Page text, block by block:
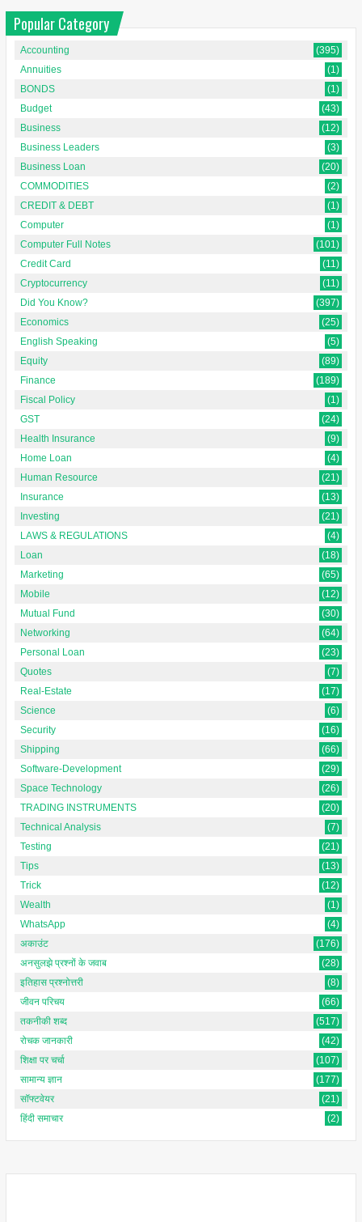
Popular Category
Accounting
(395)
Annuities
(1)
BONDS
(1)
Budget
(43)
Business
(12)
Business Leaders
(3)
Business Loan
(20)
COMMODITIES
(2)
CREDIT & DEBT
(1)
Computer
(1)
Computer Full Notes
(101)
Credit Card
(11)
Cryptocurrency
(11)
Did You Know?
(397)
Economics
(25)
English Speaking
(5)
Equity
(89)
Finance
(189)
Fiscal Policy
(1)
GST
(24)
Health Insurance
(9)
Home Loan
(4)
Human Resource
(21)
Insurance
(13)
Investing
(21)
LAWS & REGULATIONS
(4)
Loan
(18)
Marketing
(65)
Mobile
(12)
Mutual Fund
(30)
Networking
(64)
Personal Loan
(23)
Quotes
(7)
Real-Estate
(17)
Science
(6)
Security
(16)
Shipping
(66)
Software-Development
(29)
Space Technology
(26)
TRADING INSTRUMENTS
(20)
Technical Analysis
(7)
Testing
(21)
Tips
(13)
Trick
(12)
Wealth
(1)
WhatsApp
(4)
अकाउंट
(176)
अनसुलझे प्रश्नों के जवाब
(28)
इतिहास प्रश्नोत्तरी
(8)
जीवन परिचय
(66)
तकनीकी शब्द
(517)
रोचक जानकारी
(42)
शिक्षा पर चर्चा
(107)
सामान्य ज्ञान
(177)
सॉफ्टवेयर
(21)
हिंदी समाचार
(2)